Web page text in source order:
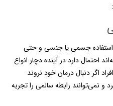
استفاده جسمی یا جنسی و حتی
احتمال دارد در آینده دچار انواع
اگر دنبال درمان خود نروند
نمی‌توانند رابطه سالمی را تجربه